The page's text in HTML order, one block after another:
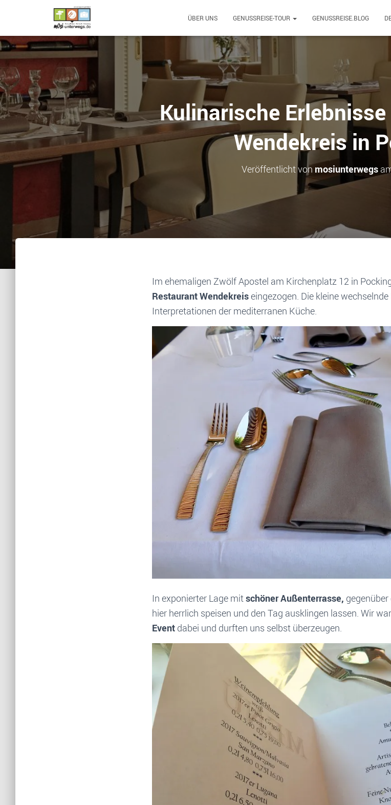
ÜBER UNS GENUSSREISE-TOUR GENUSSREISE.BLOG
Kulinarische
Wendekreis in
Veröffentlicht von mosiunterwegs
Im ehemaligen Zwölf Apostel am Kirchenplatz 12 in
Restaurant Wendekreiseingezogen. Die kleine
Interpretationen der mediterranen Küche.
In exponierter Lage mitschöner Außenterrasse,
hier herrlich speisen und den Tag ausklingen lassen. Wir
Event dabei und durften uns selbst überzeugen.